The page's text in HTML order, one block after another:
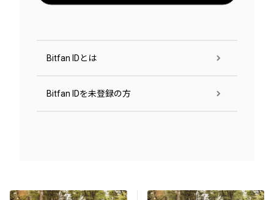
Bitfan IDとは
Bitfan IDを未登録の方